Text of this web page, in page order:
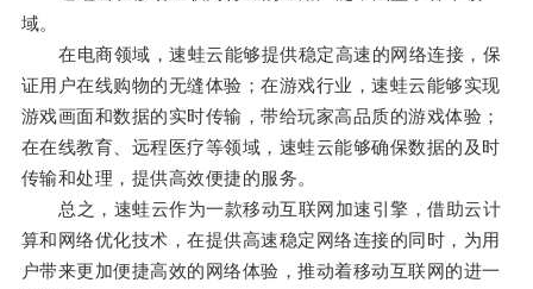
域。
在电商领域，速蛙云能够提供稳定高速的网络连接，保
证用户在线购物的无缝体验；在游戏行业，速蛙云能够实现
游戏画面和数据的实时传输，带给玩家高品质的游戏体验；
在在线教育、远程医疗等领域，速蛙云能够确保数据的及时
传输和处理，提供高效便捷的服务。
总之，速蛙云作为一款移动互联网加速引擎，借助云计
算和网络优化技术，在提供高速稳定网络连接的同时，为用
户带来更加便捷高效的网络体验，推动着移动互联网的进一